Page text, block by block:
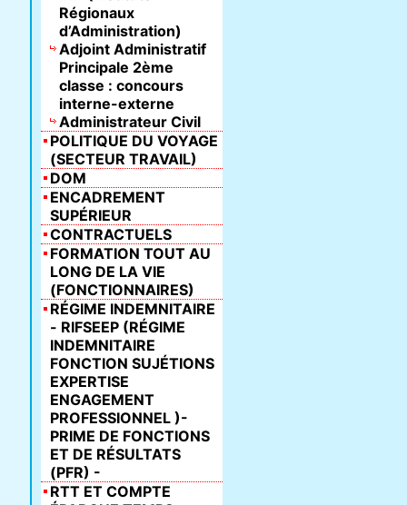
Régionaux
d’Administration)
Adjoint Administratif
Principale 2ème
classe : concours
interne-externe
Administrateur Civil
POLITIQUE DU VOYAGE
(SECTEUR TRAVAIL)
DOM
ENCADREMENT
SUPÉRIEUR
CONTRACTUELS
FORMATION TOUT AU
LONG DE LA VIE
(FONCTIONNAIRES)
RÉGIME INDEMNITAIRE
- RIFSEEP (RÉGIME
INDEMNITAIRE
FONCTION SUJÉTIONS
EXPERTISE
ENGAGEMENT
PROFESSIONNEL )-
PRIME DE FONCTIONS
ET DE RÉSULTATS
(PFR) -
RTT ET COMPTE